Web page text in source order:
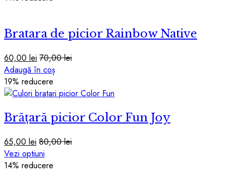
multe
Opțiunile
pot
fi
alese
pagina
produsului.
Bratara de picior Rainbow Native
60,00 lei 70,00lei
Adaugă în coș
19% reducere
Brățară picior Color Fun Joy
65,00 lei 80,00lei
Vezi optiuni
produs
14% reducere